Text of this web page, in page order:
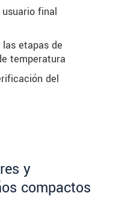
final
etapas de
temperatura
del
y
compactos